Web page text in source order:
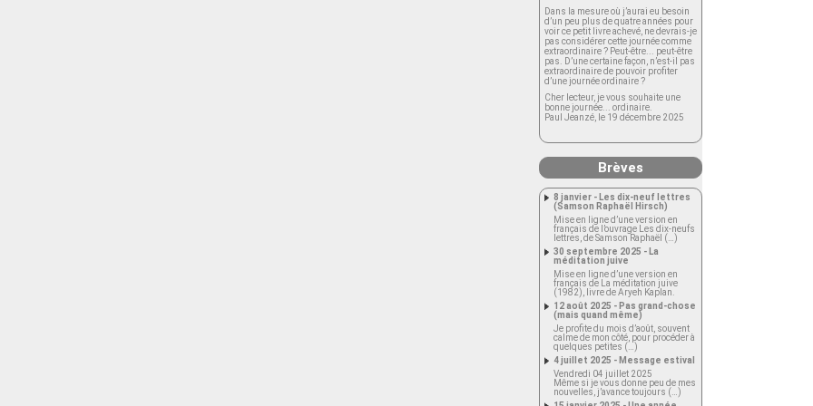
Dans la mesure où j’aurai eu besoin
d’un peu plus de quatre années pour
voir ce petit livre achevé, ne devrais-je
pas considérer cette journée comme
extraordinaire ? Peut-être... peut-être
pas. D’une certaine façon, n’est-il pas
extraordinaire de pouvoir profiter
d’une journée ordinaire ?
Cher lecteur, je vous souhaite une
bonne journée... ordinaire.
Paul Jeanzé, le 19 décembre 2025
Brèves
8 janvier - Les dix-neuf lettres
(Samson Raphaël Hirsch)
Mise en ligne d’une version en
français de l’ouvrage Les dix-neufs
lettres, de Samson Raphaël (…)
30 septembre 2025 - La
méditation juive
Mise en ligne d’une version en
français de La méditation juive
(1982), livre de Aryeh Kaplan.
12 août 2025 - Pas grand-chose
(mais quand même)
Je profite du mois d’août, souvent
calme de mon côté, pour procéder à
quelques petites (…)
4 juillet 2025 - Message estival
Vendredi 04 juillet 2025
Même si je vous donne peu de mes
nouvelles, j’avance toujours (…)